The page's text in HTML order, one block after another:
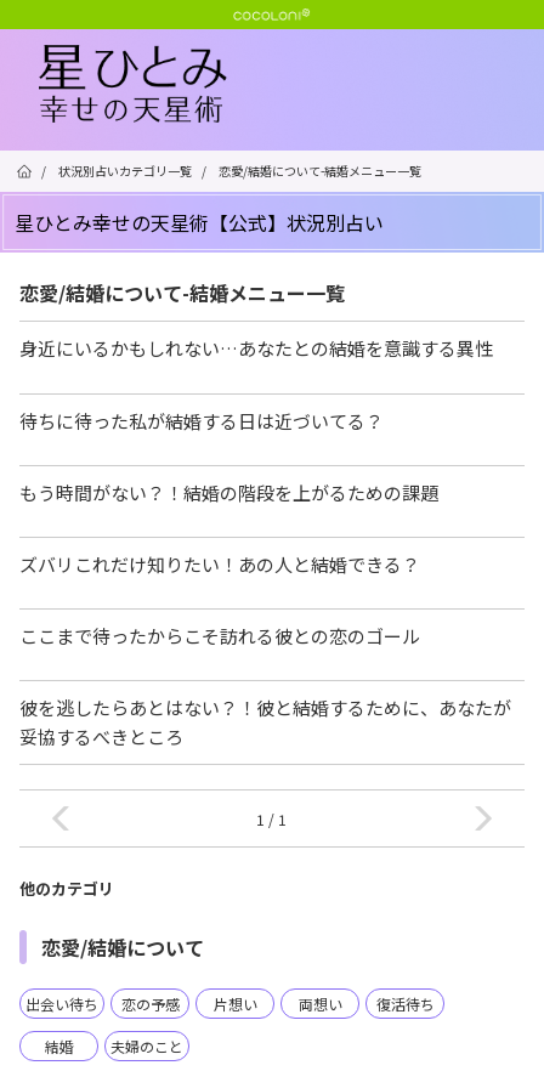
/ 状況別占いカテゴリ一覧 / 恋愛/結婚について-結婚メニュー一覧
星ひとみ幸せの天星術【公式】状況別占い
恋愛/結婚について-結婚メニュー一覧
身近にいるかもしれない…あなたとの結婚を意識する異性
待ちに待った私が結婚する日は近づいてる？
もう時間がない？！結婚の階段を上がるための課題
ズバリこれだけ知りたい！あの人と結婚できる？
ここまで待ったからこそ訪れる彼との恋のゴール
彼を逃したらあとはない？！彼と結婚するために、あなたが
妥協するべきところ
1 / 1
他のカテゴリ
恋愛/結婚について
出会い待ち 恋の予感 片想い 両想い 復活待ち
結婚 夫婦のこと